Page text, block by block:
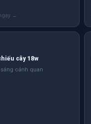
cây 18w
sáng cảnh quan